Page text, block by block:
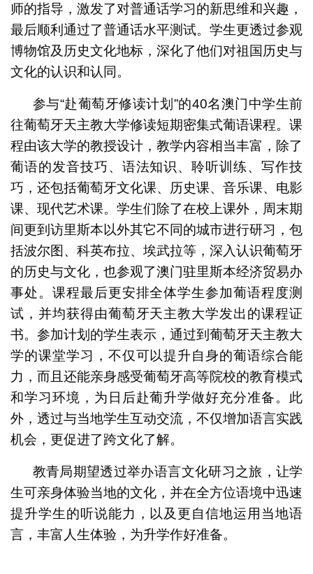
师的指导，激发了对普通话学习的新思维和兴趣，
最后顺利通过了普通话水平测试。学生更透过参观
博物馆及历史文化地标，深化了他们对祖国历史与
文化的认识和认同。
参与“赴葡萄牙修读计划”的40名澳门中学生前
往葡萄牙天主教大学修读短期密集式葡语课程。课
程由该大学的教授设计，教学内容相当丰富，除了
葡语的发音技巧、语法知识、聆听训练、写作技
巧，还包括葡萄牙文化课、历史课、音乐课、电影
课、现代艺术课。学生们除了在校上课外，周末期
间更到访里斯本以外其它不同的城市进行研习，包
括波尔图、科英布拉、埃武拉等，深入认识葡萄牙
的历史与文化，也参观了澳门驻里斯本经济贸易办
事处。课程最后更安排全体学生参加葡语程度测
试，并均获得由葡萄牙天主教大学发出的课程证
书。参加计划的学生表示，通过到葡萄牙天主教大
学的课堂学习，不仅可以提升自身的葡语综合能
力，而且还能亲身感受葡萄牙高等院校的教育模式
和学习环境，为日后赴葡升学做好充分准备。此
外，透过与当地学生互动交流，不仅增加语言实践
机会，更促进了跨文化了解。
教青局期望透过举办语言文化研习之旅，让学
生可亲身体验当地的文化，并在全方位语境中迅速
提升学生的听说能力，以及更自信地运用当地语
言，丰富人生体验，为升学作好准备。